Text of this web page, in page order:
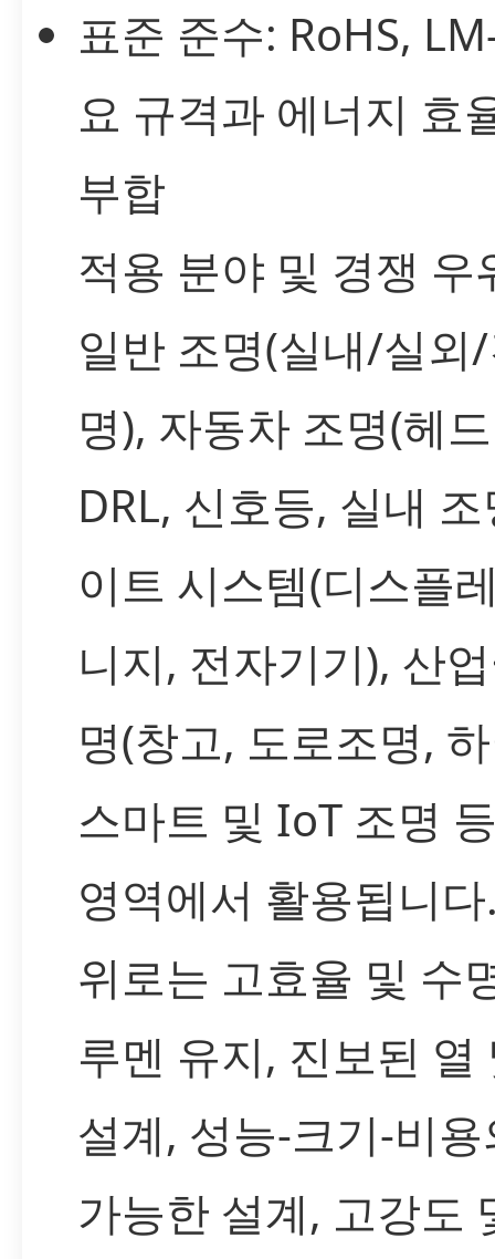
표준 준수: RoHS,
요 규격과 에너지 효
부합
적용 분야 및 경쟁 우
일반 조명(실내/실외
명), 자동차 조명(헤
DRL, 신호등, 실내
이트 시스템(디스플
니지, 전자기기), 산
명(창고, 도로조명,
스마트 및 IoT 조명
영역에서 활용됩니
위로는 고효율 및 수
루멘 유지, 진보된 열
설계, 성능-크기-비
가능한 설계, 고강도